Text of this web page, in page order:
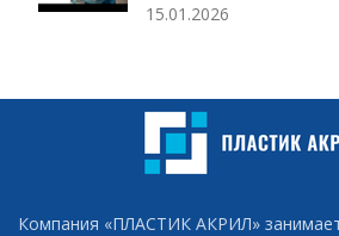
15.01.2026
Компания «ПЛАСТИК АКРИЛ»